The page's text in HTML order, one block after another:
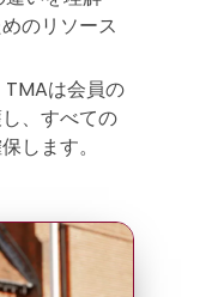
のリソース
TMAは会員の
、すべての
します。